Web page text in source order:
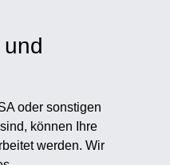
oder sonstigen
können Ihre
werden. Wir